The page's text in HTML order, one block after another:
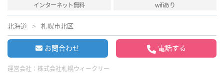
インターネット無料
wifiあり
北海道 札幌市北区
お問合わせ 電話する
運営会社： 株式会社札幌ウィークリー